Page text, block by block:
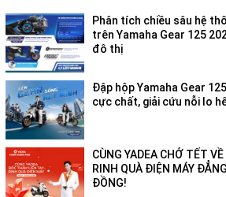
Phân tích chiều sâu hệ
trên Yamaha Gear 125
đô thị
Đập hộp Yamaha Gear
cực chất, giải cứu nỗi lo
CÙNG YADEA CHỞ TẾT
RINH QUÀ ĐIỆN MÁY
ĐỒNG!